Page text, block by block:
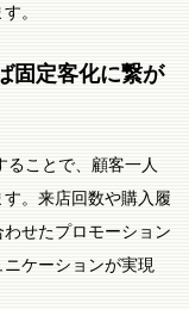
。
固定客化に繋が
ことで、顧客一人
。来店回数や購入履
せたプロモーション
ケーションが実現